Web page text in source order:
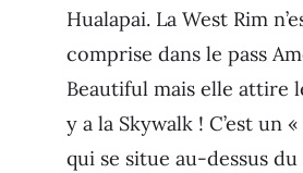
Hualapai. La West Rim
comprise dans le pass
Beautiful mais elle attire
y a la Skywalk ! C’est un
qui se situe au-dessus